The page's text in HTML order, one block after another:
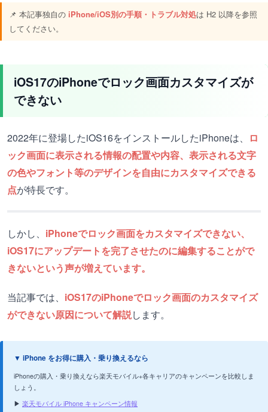
📌 本記事独自の iPhone/iOS別の手順・トラブル対処は H2 以降を参照
してください。
iOS17のiPhoneでロック画面カスタマイズが
できない
2022年に登場したiOS16をインストールしたiPhoneは、
ロ
ック画面に表示される情報の配置や内容、表示される文字
の色やフォント等のデザインを自由にカスタマイズできる
点が特長です。
しかし、 iPhoneでロック画面をカスタマイズできない、
iOS17にアップデートを完了させたのに編集することがで
きないという声が増えています。
当記事では、 iOS17のiPhoneでロック画面のカスタマイズ
ができない原因について解説します。
▼ iPhone をお得に購入・乗り換えるなら
iPhoneの購入・乗り換えなら楽天モバイル+各キャリアのキャンペーンを比較しま
しょう。
▶ 楽天モバイル iPhone キャンペーン情報